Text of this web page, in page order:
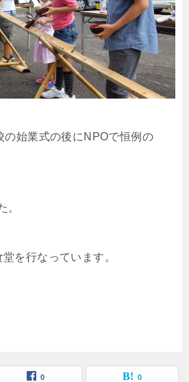
の始業式の後に NPOで恒例の
を行なっています。
0 0